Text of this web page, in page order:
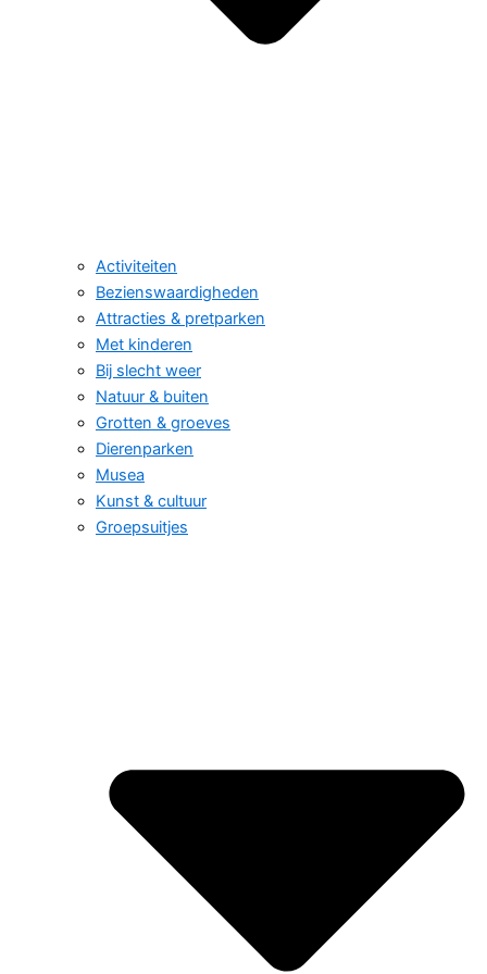
Activiteiten
Bezienswaardigheden
Attracties & pretparken
Met kinderen
Bij slecht weer
Natuur & buiten
Grotten & groeves
Dierenparken
Musea
Kunst & cultuur
Groepsuitjes